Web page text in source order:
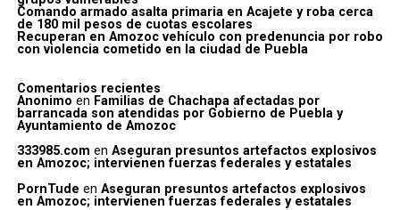
Comando armado asalta primaria en Acajete y roba cerca
de 180 mil pesos de cuotas escolares
Recuperan en Amozoc vehículo con predenuncia por robo
con violencia cometido en la ciudad de Puebla
Comentarios recientes
Anonimo en Familias de Chachapa afectadas por
barrancada son atendidas por Gobierno de Puebla y
Ayuntamiento de Amozoc
333985.com en Aseguran presuntos artefactos explosivos
en Amozoc; intervienen fuerzas federales y estatales
PornTude en Aseguran presuntos artefactos explosivos
en Amozoc; intervienen fuerzas federales y estatales